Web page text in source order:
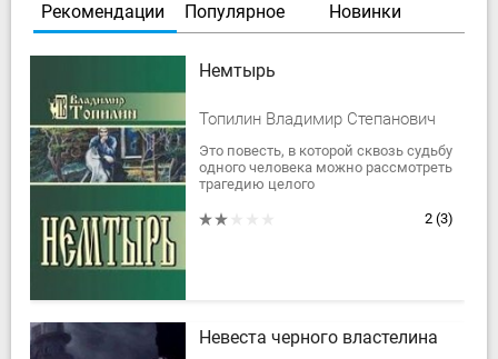
Рекомендации Популярное Новинки
Немтырь
Топилин Владимир Степанович
Это повесть, в которой сквозь судьбу
одного человека можно рассмотреть
трагедию целого
беспощадности, безысходности. 2 (3)
Невеста черного властелина